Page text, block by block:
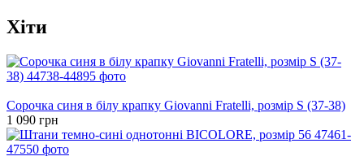
Хіти
Сорочка синя в білу крапку Giovanni Fratelli, розмір S (37-38)
1 090 грн